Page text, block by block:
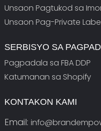
Unsaon Pagtukod sa
Unsaon Pag-Private
SERBISYO SA
Pagpadala sa FBA DDP
Katumanan sa Shopify
KONTAKON KAMI
Email: